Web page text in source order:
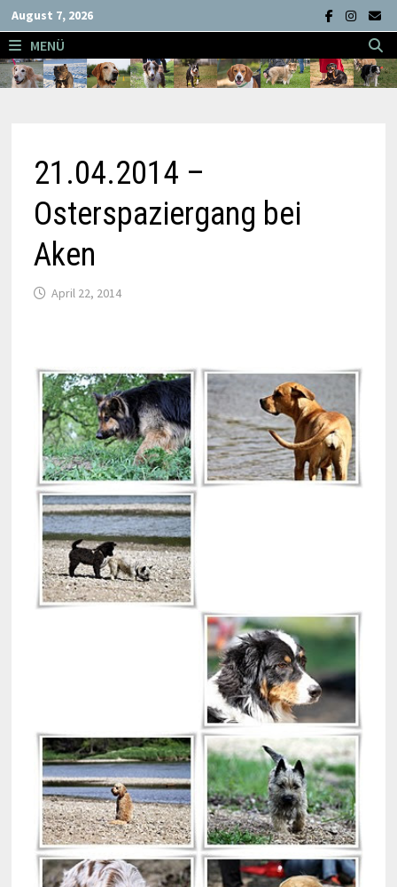
Zum
Inhalt
springen
August 7, 2026
MENÜ
21.04.2014 –
Osterspaziergang bei
Aken
April 22, 2014